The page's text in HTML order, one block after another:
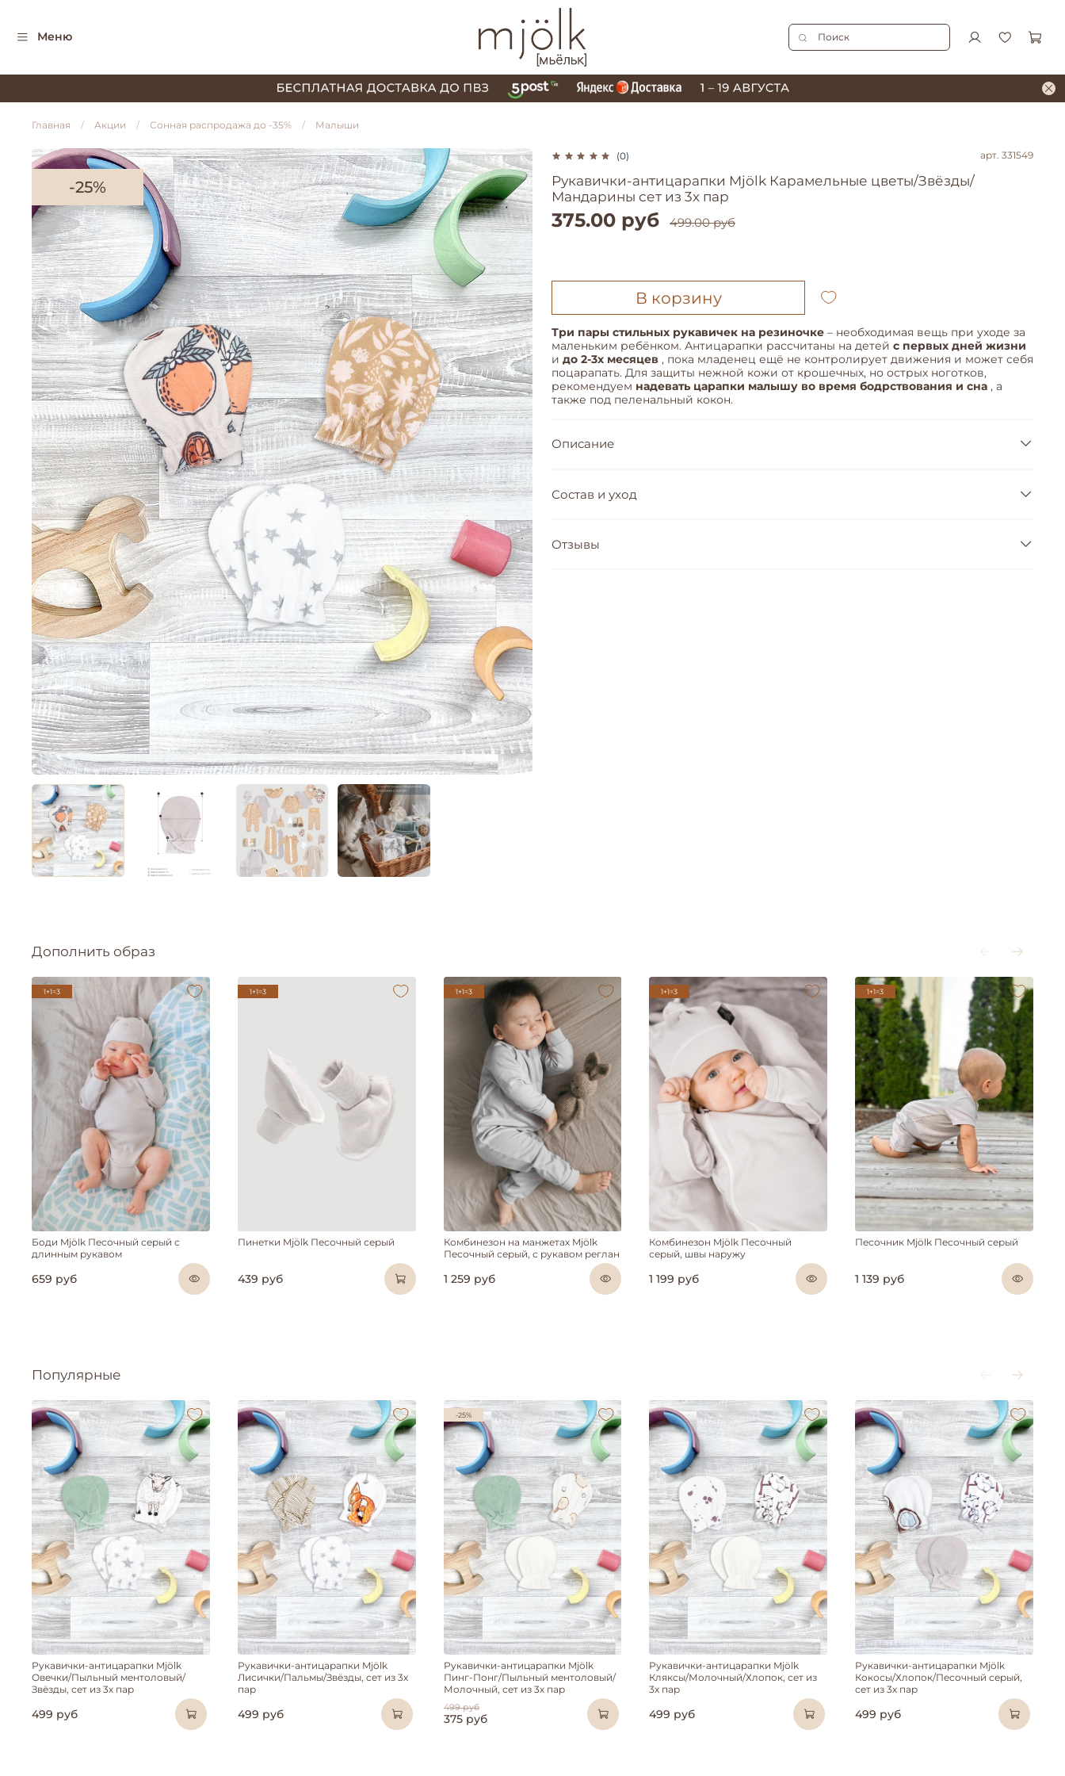
Меню
Главная Акции Сонная распродажа до -35% Малыши
-25%
(0) арт. 331549
Рукавички-антицарапки Mjölk Карамельные цветы/Звёзды/
Мандарины сет из 3х пар
375.00 руб 499.00 руб
В корзину
Три пары стильных рукавичек на резиночке – необходимая вещь при уходе за
маленьким ребёнком. Антицарапки рассчитаны на детей с первых дней жизни
и до 2-3х месяцев , пока младенец ещё не контролирует движения и может себя
поцарапать. Для защиты нежной кожи от крошечных, но острых ноготков,
рекомендуем надевать царапки малышу во время бодрствования и сна , а
также под пеленальный кокон.
Описание
Состав и уход
Отзывы
Дополнить образ
1+1=3
Боди Mjölk Песочный серый с
длинным рукавом
659 руб
1+1=3
Пинетки Mjölk Песочный серый
439 руб
1+1=3
Комбинезон на манжетах Mjölk
Песочный серый, с рукавом реглан
1 259 руб
1+1=3
Комбинезон Mjölk Песочный
серый, швы наружу
1 199 руб
1+1=3
Песочник Mjölk Песочный серый
1 139 руб
Популярные
Рукавички-антицарапки Mjölk
Овечки/Пыльный ментоловый/
Звёзды, сет из 3х пар
499 руб
Рукавички-антицарапки Mjölk
Лисички/Пальмы/Звёзды, сет из 3х
пар
499 руб
-25%
Рукавички-антицарапки Mjölk
Пинг-Понг/Пыльный ментоловый/
Молочный, сет из 3х пар
499 руб
375 руб
Рукавички-антицарапки Mjölk
Кляксы/Молочный/Хлопок, сет из
3х пар
499 руб
Рукавички-антицарапки Mjölk
Кокосы/Хлопок/Песочный серый,
сет из 3х пар
499 руб